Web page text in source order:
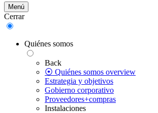
Menú
Cerrar
Quiénes somos
Back
⦿ Quiénes somos overview
Estrategia y objetivos
Gobierno corporativo
Proveedores+compras
Instalaciones